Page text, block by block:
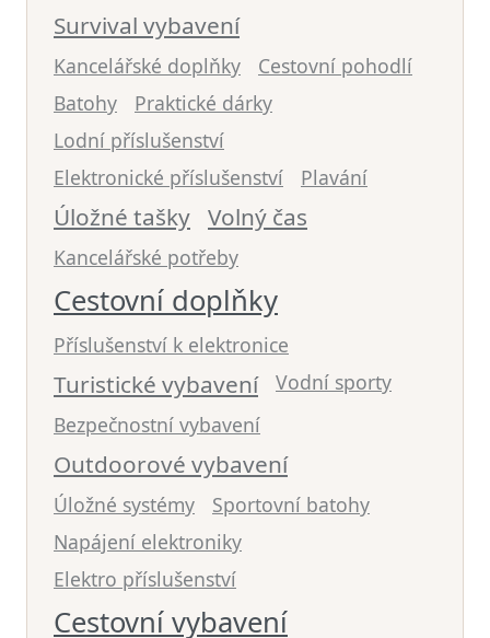
Survival vybavení
Kancelářské doplňky
Cestovní pohodlí
Batohy
Praktické dárky
Lodní příslušenství
Elektronické příslušenství
Plavání
Úložné tašky Volný čas
Kancelářské potřeby
Cestovní doplňky
Příslušenství k elektronice
Turistické vybavení
Vodní sporty
Bezpečnostní vybavení
Outdoorové vybavení
Úložné systémy
Sportovní batohy
Napájení elektroniky
Elektro příslušenství
Cestovní vybavení